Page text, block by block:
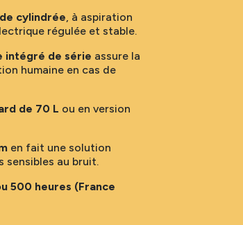
cylindrée, à aspiration
régulée et stable.
intégré de série assure la
humaine en cas de
de 70 L ou en version
en fait une solution
sensibles au bruit.
500 heures (France